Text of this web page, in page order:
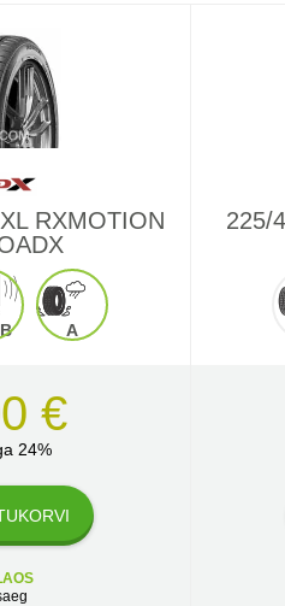
RXMOTION
A
€
24%
225/